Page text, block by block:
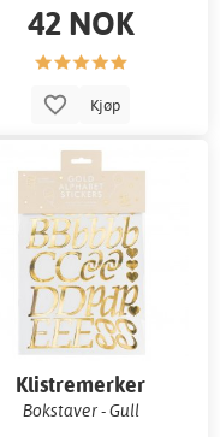
42 NOK
Kjøp
Klistremerker
Bokstaver - Gull